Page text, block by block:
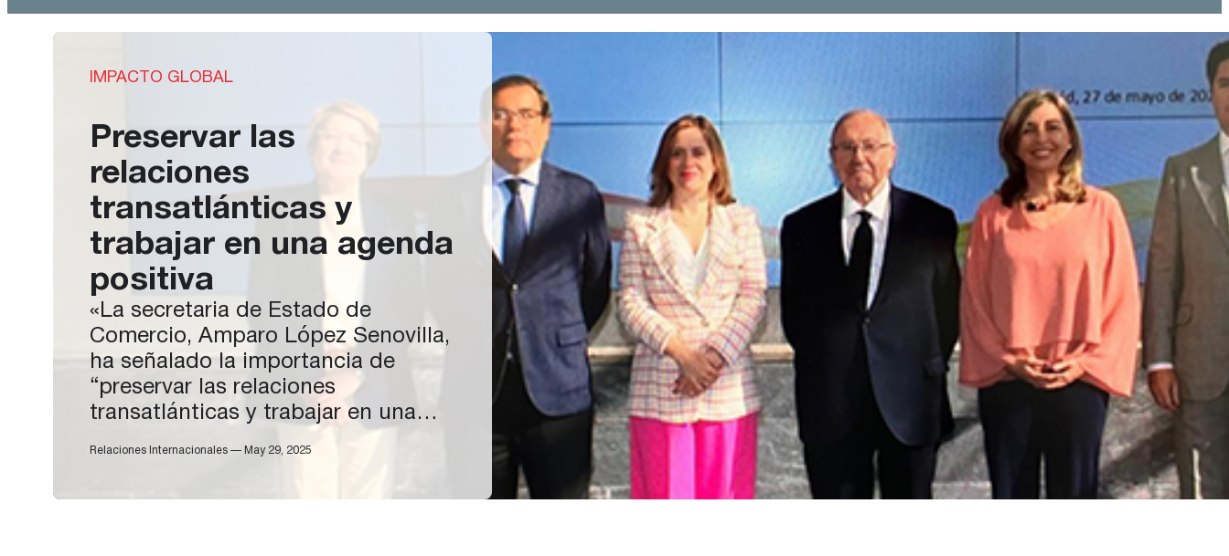
IMPACTO GLOBAL
Preservar las
relaciones
transatlánticas y
trabajar en una agenda
positiva
«La secretaria de Estado de
Comercio, Amparo López Senovilla,
ha señalado la importancia de
“preservar las relaciones
transatlánticas y trabajar en una
Relaciones Internacionales — May 29, 2025